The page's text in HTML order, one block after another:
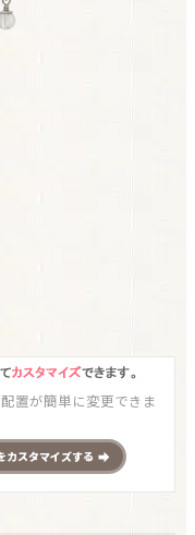
置が簡単に変更できま
カスタマイズする